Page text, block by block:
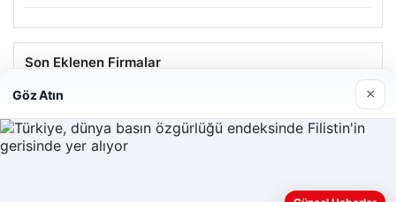
Son Eklenen Firmalar
Hastaş Beton
26/05/2026
Göz Atın ×